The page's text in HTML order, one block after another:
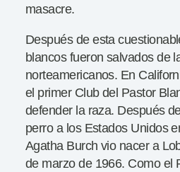
masacre.
Después de esta
blancos fueron salvados de
norteamericanos. En
el primer Club del Pastor
defender la raza. Después
perro a los Estados Unidos
Agatha Burch vio nacer a
de marzo de 1966. Como el